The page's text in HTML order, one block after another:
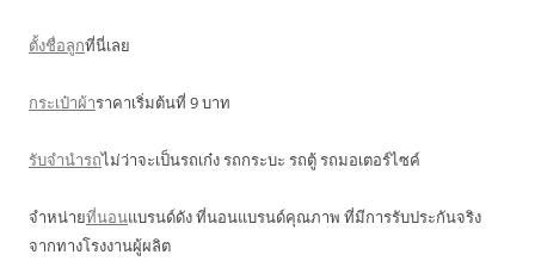
ตั้งชื่อลูกที่นี่เลย
กระเป๋าผ้าราคาเริ่มต้นที่ 9 บาท
รับจำนำรถไม่ว่าจะเป็นรถเก๋ง รถกระบะ รถตู้ รถมอเตอร์ไซค์
จำหน่ายที่นอนแบรนด์ดัง ที่นอนแบรนด์คุณภาพ ที่มีการรับประกันจริง
จากทางโรงงานผู้ผลิต